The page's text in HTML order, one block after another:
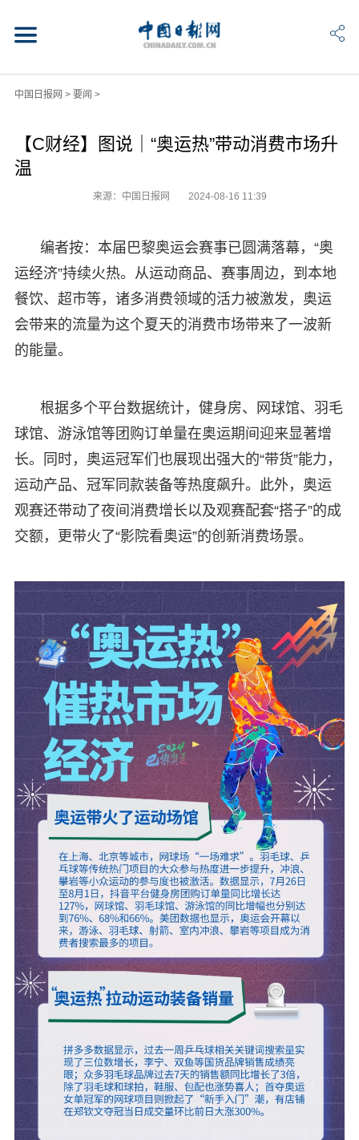
中国日报网 > 要闻 >
【C财经】图说｜“奥运热”带动消费市场升
温
来源：中国日报网 2024-08-16 11:39
编者按：本届巴黎奥运会赛事已圆满落幕，“奥
运经济”持续火热。从运动商品、赛事周边，到本地
餐饮、超市等，诸多消费领域的活力被激发，奥运
会带来的流量为这个夏天的消费市场带来了一波新
的能量。
根据多个平台数据统计，健身房、网球馆、羽毛
球馆、游泳馆等团购订单量在奥运期间迎来显著增
长。同时，奥运冠军们也展现出强大的“带货”能力，
运动产品、冠军同款装备等热度飙升。此外，奥运
观赛还带动了夜间消费增长以及观赛配套“搭子”的成
交额，更带火了“影院看奥运”的创新消费场景。